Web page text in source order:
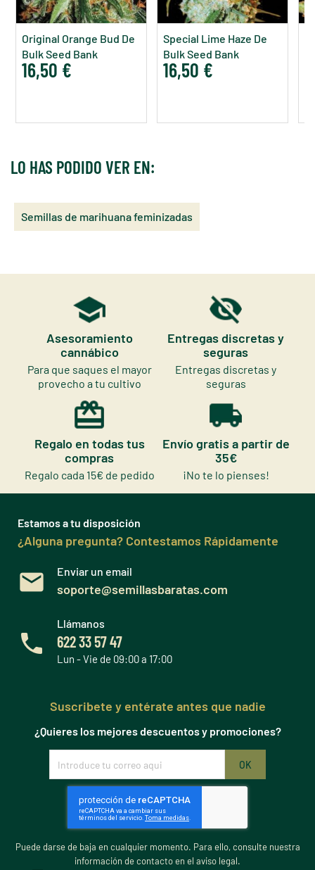
Original Orange Bud De
Bulk Seed Bank
16,50 €
Special Lime Haze De
Bulk Seed Bank
16,50 €
LO HAS PODIDO VER EN:
Semillas de marihuana feminizadas
Asesoramiento
cannábico
Para que saques el mayor
provecho a tu cultivo
Entregas discretas y
seguras
Entregas discretas y
seguras
Regalo en todas tus
compras
Regalo cada 15€ de pedido
Envío gratis a partir de
35€
¡No te lo pienses!
Estamos a tu disposición
¿Alguna pregunta? Contestamos Rápidamente
Enviar un email
soporte@semillasbaratas.com
Llámanos
622 33 57 47
Lun - Vie de 09:00 a 17:00
Suscribete y entérate antes que nadie
¿Quieres los mejores descuentos y promociones?
Puede darse de baja en cualquier momento. Para ello, consulte nuestra
información de contacto en el aviso legal.